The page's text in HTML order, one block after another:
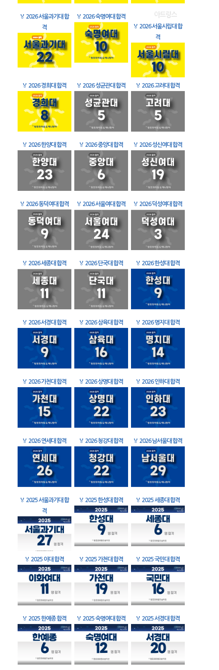
🏅 2026 서울과기대 합
격
🏅 2026 숙명여대 합격
🏅 2026 서울시립대 합
격
🏅 2026 경희대 합격 🏅 2026 성균관대 합격 🏅 2026 고려대 합격
🏅 2026 한양대 합격 🏅 2026 중앙대 합격 🏅 2026 성신여대 합격
🏅 2026 동덕여대 합격 🏅 2026 서울여대 합격 🏅 2026 덕성여대 합격
🏅 2026 세종대 합격 🏅 2026 단국대 합격 🏅 2026 한성대 합격
🏅 2026 서경대 합격 🏅 2026 삼육대 합격 🏅 2026 명지대 합격
🏅 2026 가천대 합격 🏅 2026 상명대 합격 🏅 2026 인하대 합격
🏅 2026 연세대 합격 🏅 2026 청강대 합격 🏅 2026 남서울대 합격
🏅 2025 서울과기대 합
격
🏅 2025 한성대 합격 🏅 2025 세종대 합격
🏅 2025 이대 합격 🏅 2025 가천대 합격 🏅 2025 국민대 합격
🏅 2025 한예종 합격 🏅 2025 숙명여대 합격 🏅 2025 서경대 합격